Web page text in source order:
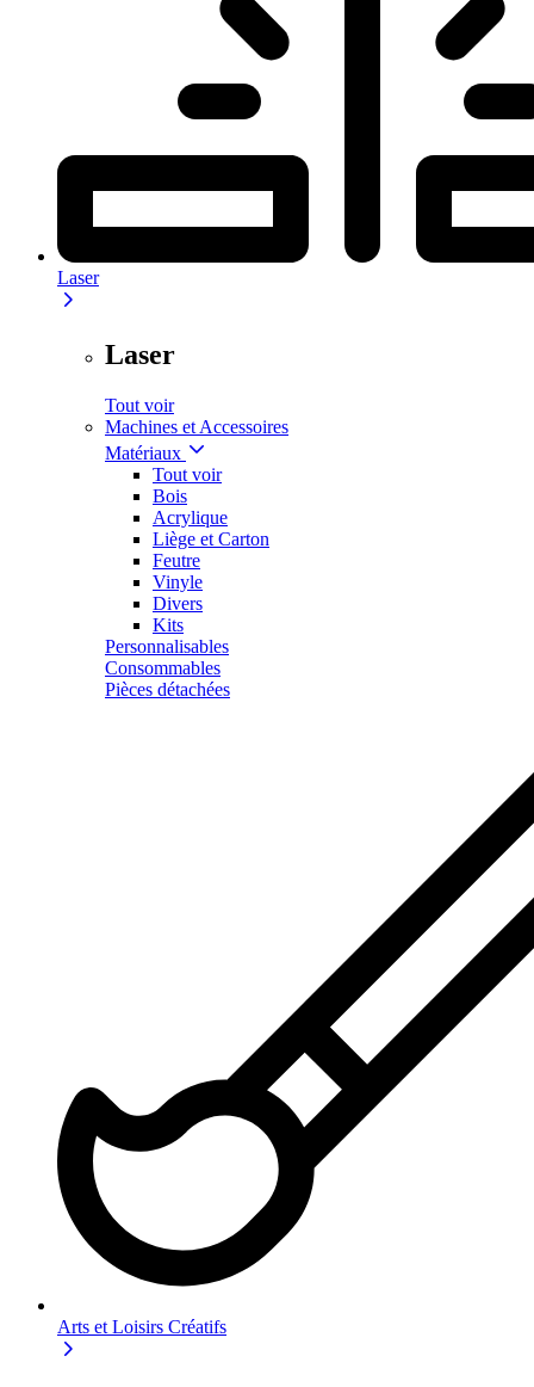
Laser
Laser
Tout voir
Machines et Accessoires
Matériaux
Tout voir
Bois
Acrylique
Liège et Carton
Feutre
Vinyle
Divers
Kits
Personnalisables
Consommables
Pièces détachées
Arts et Loisirs Créatifs